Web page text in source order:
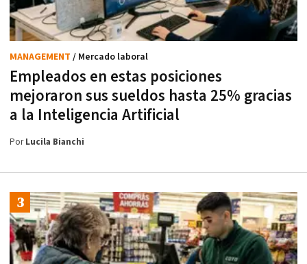
Empleados en estas posiciones
mejoraron sus sueldos hasta 25% gracias
a la Inteligencia Artificial
MANAGEMENT / Mercado laboral
PorLucila Bianchi